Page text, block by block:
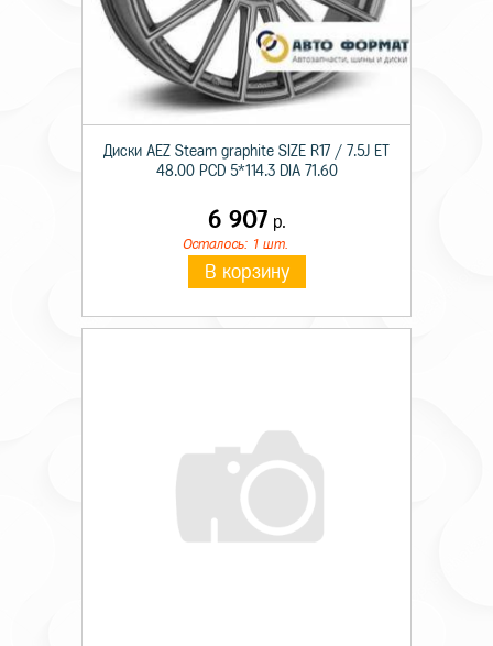
Диски AEZ Steam graphite SIZE R17 / 7.5J ET
48.00 PCD 5*114.3 DIA 71.60
6 907 р.
Осталось: 1 шт.
В корзину